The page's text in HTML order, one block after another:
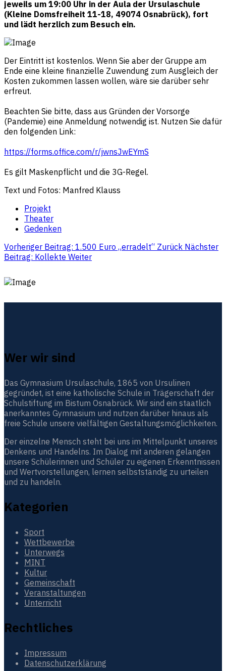
jeweils um 19:00 Uhr in der Aula der Ursulaschule
(Kleine Domsfreiheit 11-18, 49074 Osnabrück), fort
und lädt herzlich zum Besuch ein.
Der Eintritt ist kostenlos. Wenn Sie aber der Gruppe am
Ende eine kleine finanzielle Zuwendung zum Ausgleich der
Kosten zukommen lassen wollen, wäre sie darüber sehr
erfreut.
Beachten Sie bitte, dass aus Gründen der Vorsorge
(Pandemie) eine Anmeldung notwendig ist. Nutzen Sie dafür
den folgenden Link:
https://forms.office.com/r/jwnsJwEYmS
Es gilt Maskenpflicht und die 3G-Regel.
Text und Fotos: Manfred Klauss
Projekt
Theater
Gedenken
Vorheriger Beitrag: 1.500 Euro „erradelt“ Zurück Nächster
Beitrag: Kollekte Weiter
Wer wir sind
Das Gymnasium Ursulaschule, 1865 von Ursulinen
gegründet, ist eine katholische Schule in Trägerschaft der
Schulstiftung im Bistum Osnabrück. Wir sind ein staatlich
anerkanntes Gymnasium und nutzen darüber hinaus als
freie Schule unsere vielfältigen Gestaltungsmöglichkeiten.
Der einzelne Mensch steht bei uns im Mittelpunkt unseres
Denkens und Handelns. Im Dialog mit anderen gelangen
unsere Schülerinnen und Schüler zu eigenen Erkenntnissen
und Wertvorstellungen, lernen selbstständig zu urteilen
und zu handeln.
Kategorien
Sport
Wettbewerbe
Unterwegs
MINT
Kultur
Gemeinschaft
Veranstaltungen
Unterricht
Rechtliches
Impressum
Datenschutzerklärung